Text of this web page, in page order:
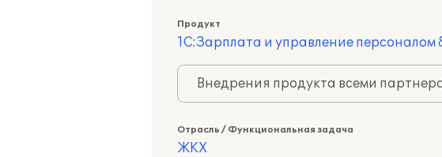
Продукт
1С:Зарплата и управление персоналом
Внедрения продукта всеми
Отрасль / Функциональная задача
ЖКХ